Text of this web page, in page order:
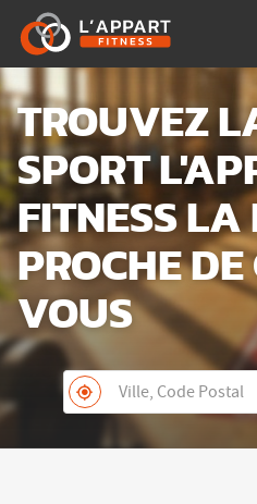
TROUVEZ
SPORT
FITNESS LA
PROCHE
VOUS
À
PROXIMITÉ
,
TROUVER
Ville,
Code